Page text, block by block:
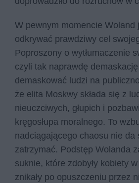
W pewnym momencie Woland
odkrywać prawdziwy cel
Poproszony o wytłumaczenie
czyli tak naprawdę
demaskować ludzi na
że elita Moskwy składa się z
nieuczciwych, głupich i
kręgosłupa moralnego. To
nadciągającego chaosu nie da
zatrzymać. Podstęp Wolanda
suknie, które zdobyły kobiety
znikały po opuszczeniu przez